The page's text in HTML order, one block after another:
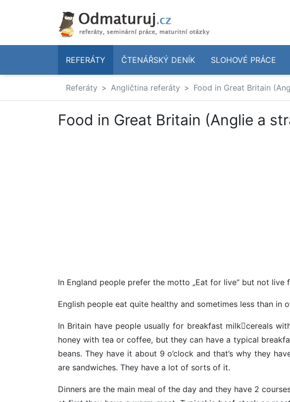
REFERÁTY ČTENÁŘSKÝ DENÍK SLOHOVÉ PRÁCE
Referáty Angličtina referáty Food in Great Britain
Food in Great Britain (Anglie a
In England people prefer the motto „Eat for live“ but not live
English people eat quite healthy and sometimes less than in
In Britain have people usually for breakfast milkcereals
honey with tea or coffee, but they can have a typical
beans. They have it about 9 o’clock and that’s why they
are sandwiches. They have a lot of sorts of it.
Dinners are the main meal of the day and they have 2